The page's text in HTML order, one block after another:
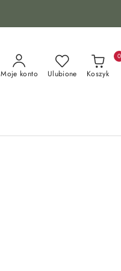
Moje konto Ulubione Koszyk
0